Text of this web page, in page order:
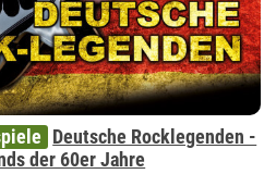
Deutsche Rocklegenden -
der 60er Jahre